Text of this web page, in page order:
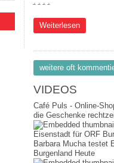
Weiterlesen
über News Ne2871
weitere oft
VIDEOS
Café Puls - Online-
die Geschenke
Barbara Mucha testet
Burgenland Heute